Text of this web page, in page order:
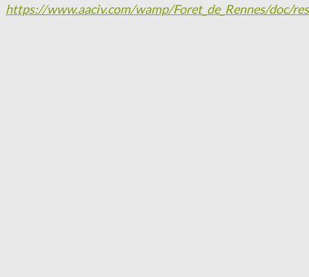
https://www.aaciv.com/wamp/Foret_de_Rennes/doc/